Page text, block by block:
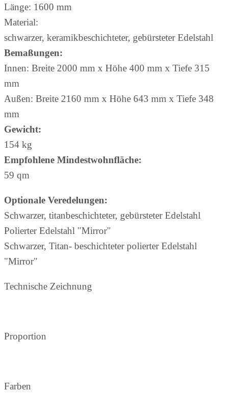
Länge: 1600 mm
Material:
schwarzer, keramikbeschichteter, gebürsteter Edelstahl
Bemaßungen:
Innen: Breite 2000 mm x Höhe 400 mm x Tiefe 315
mm
Außen: Breite 2160 mm x Höhe 643 mm x Tiefe 348
mm
Gewicht:
154 kg
Empfohlene Mindestwohnfläche:
59 qm
Optionale Veredelungen:
Schwarzer, titanbeschichteter, gebürsteter Edelstahl
Polierter Edelstahl "Mirror"
Schwarzer, Titan- beschichteter polierter Edelstahl
"Mirror"
Technische Zeichnung
Proportion
Farben